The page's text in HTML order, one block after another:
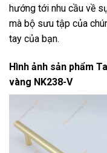
hướng tới nhu cầu về
mà bộ sưu tập của
tay của bạn.
Hình ảnh sản phẩm
vàng NK238-V